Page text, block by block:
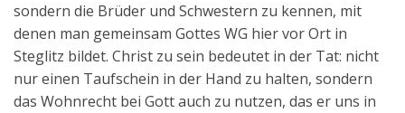
sondern die Brüder und Schwestern zu kennen, mit
denen man gemeinsam Gottes WG hier vor Ort in
Steglitz bildet. Christ zu sein bedeutet in der Tat: nicht
nur einen Taufschein in der Hand zu halten, sondern
das Wohnrecht bei Gott auch zu nutzen, das er uns in